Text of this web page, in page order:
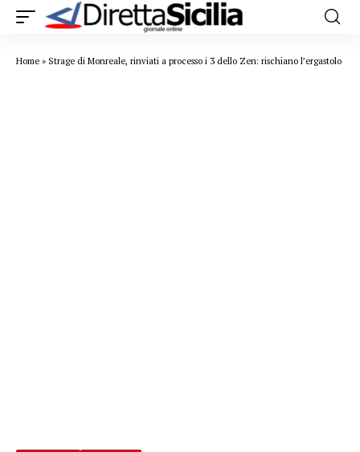
Home » Strage di Monreale, rinviati a processo i 3 dello Zen: rischiano l’ergastolo